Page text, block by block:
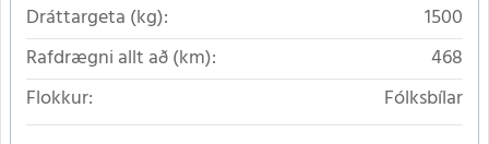
Dráttargeta (kg):
1500
Rafdrægni allt að (km):
468
Flokkur:
Fólksbílar